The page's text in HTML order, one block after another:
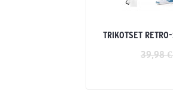
TRIKOTSET
39,98